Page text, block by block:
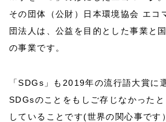
その団体（公財）日本環境協会 エコ
団法人は、公益を目的とした事業と
の事業です。
「SDGs」も2019年の流行語大賞に
SDGsのことをもしご存じなかった
していることです(世界の関心事です）